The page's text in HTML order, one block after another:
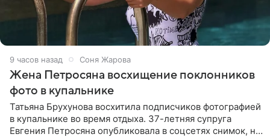
9 часов назад Соня Жарова
Жена Петросяна восхищение поклонников
фото в купальнике
Татьяна Брухунова восхитила подписчиков фотографией
в купальнике во время отдыха. 37-летняя супруга
Евгения Петросяна опубликовала в соцсетях снимок, на